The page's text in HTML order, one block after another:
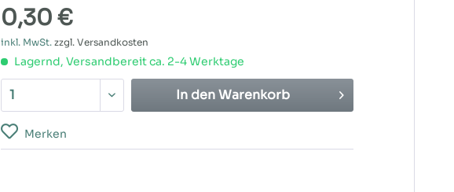
0,30 €
inkl. MwSt. zzgl. Versandkosten
Lagernd, Versandbereit ca. 2-4 Werktage
In den Warenkorb
Merken